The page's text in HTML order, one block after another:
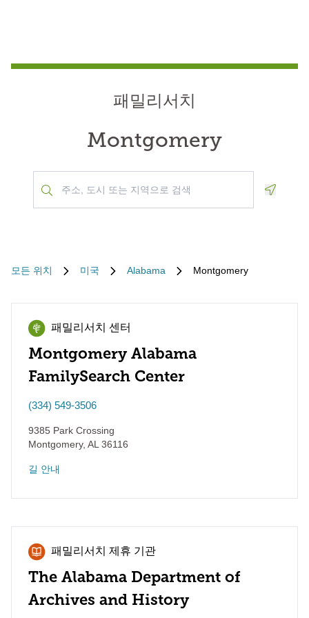
패밀리서치
Montgomery
모든 위치 미국 Alabama Montgomery
패밀리서치 센터
Montgomery Alabama
FamilySearch Center
(334) 549-3506
9385 Park Crossing
Montgomery, AL 36116
길 안내
패밀리서치 제휴 기관
The Alabama Department of
Archives and History